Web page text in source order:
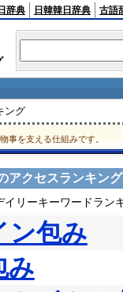
辞典 日韓韓日辞典 古語
ング
事を支える仕組みです。
アクセスランキング
イリーキーワードラン
ン包み
み